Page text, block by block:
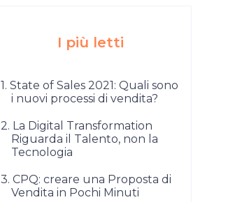
I più letti
1. State of Sales 2021: Quali sono
i nuovi processi di vendita?
2. La Digital Transformation
Riguarda il Talento, non la
Tecnologia
3. CPQ: creare una Proposta di
Vendita in Pochi Minuti